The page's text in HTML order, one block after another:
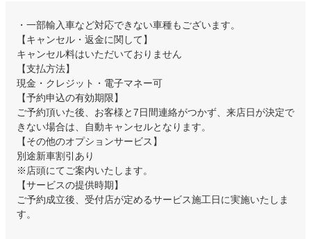
・一部輸入車など対応できない車種もございます。
【キャンセル・返金に関して】
キャンセル料はいただいておりません
【支払方法】
現金・クレジット・電子マネー可
【予約申込の有効期限】
ご予約頂いた後、お客様と7日間連絡がつかず、来店日が決定で
きない場合は、自動キャンセルとなります。
【その他のオプションサービス】
別途新車割引あり
※店頭にてご案内いたします。
【サービスの提供時期】
ご予約成立後、受付店が定めるサービス施工日に実施いたしま
す。